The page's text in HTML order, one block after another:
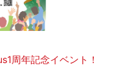
周年記念イベント！